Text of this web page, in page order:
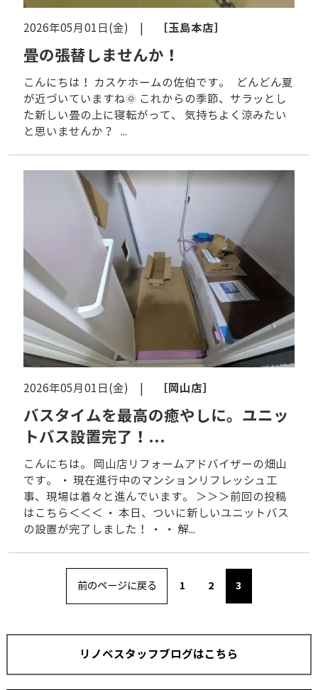
2026年05月01日(金) | ［玉島本店］
畳の張替しませんか！
こんにちは！ カスケホームの佐伯です。 どんどん夏
が近づいていますね🌞 これからの季節、サラッとし
た新しい畳の上に寝転がって、 気持ちよく涼みたい
と思いませんか？ ...
2026年05月01日(金) | ［岡山店］
バスタイムを最高の癒やしに。ユニッ
トバス設置完了！...
こんにちは。 岡山店リフォームアドバイザーの畑山
です。 ・ 現在進行中のマンションリフレッシュ工
事、現場は着々と進んでいます。 ＞＞＞前回の投稿
はこちら＜＜＜ ・ 本日、ついに新しいユニットバス
の設置が完了しました！ ・ ・ 解...
前のページに戻る 1 2 3
リノベスタッフブログはこちら